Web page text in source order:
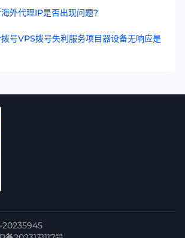
海外代理IP是否出现问题?
号VPS拨号失利服务项目器设备无响应是
20235945